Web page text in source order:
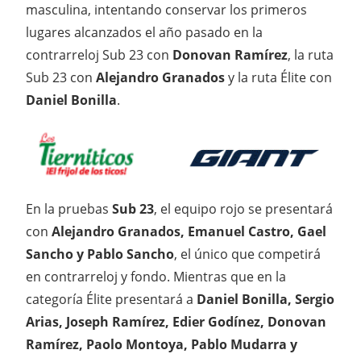
masculina, intentando conservar los primeros
lugares alcanzados el año pasado en la
contrarreloj Sub 23 con Donovan Ramírez, la ruta
Sub 23 con Alejandro Granadosy la ruta Élite con
Daniel Bonilla.
En la pruebas Sub 23, el equipo rojo se presentará
con Alejandro Granados, Emanuel Castro, Gael
Sancho y Pablo Sancho, el único que competirá
en contrarreloj y fondo. Mientras que en la
categoría Élite presentará a Daniel Bonilla, Sergio
Arias, Joseph Ramírez, Edier Godínez, Donovan
Ramírez, Paolo Montoya, Pablo Mudarra y